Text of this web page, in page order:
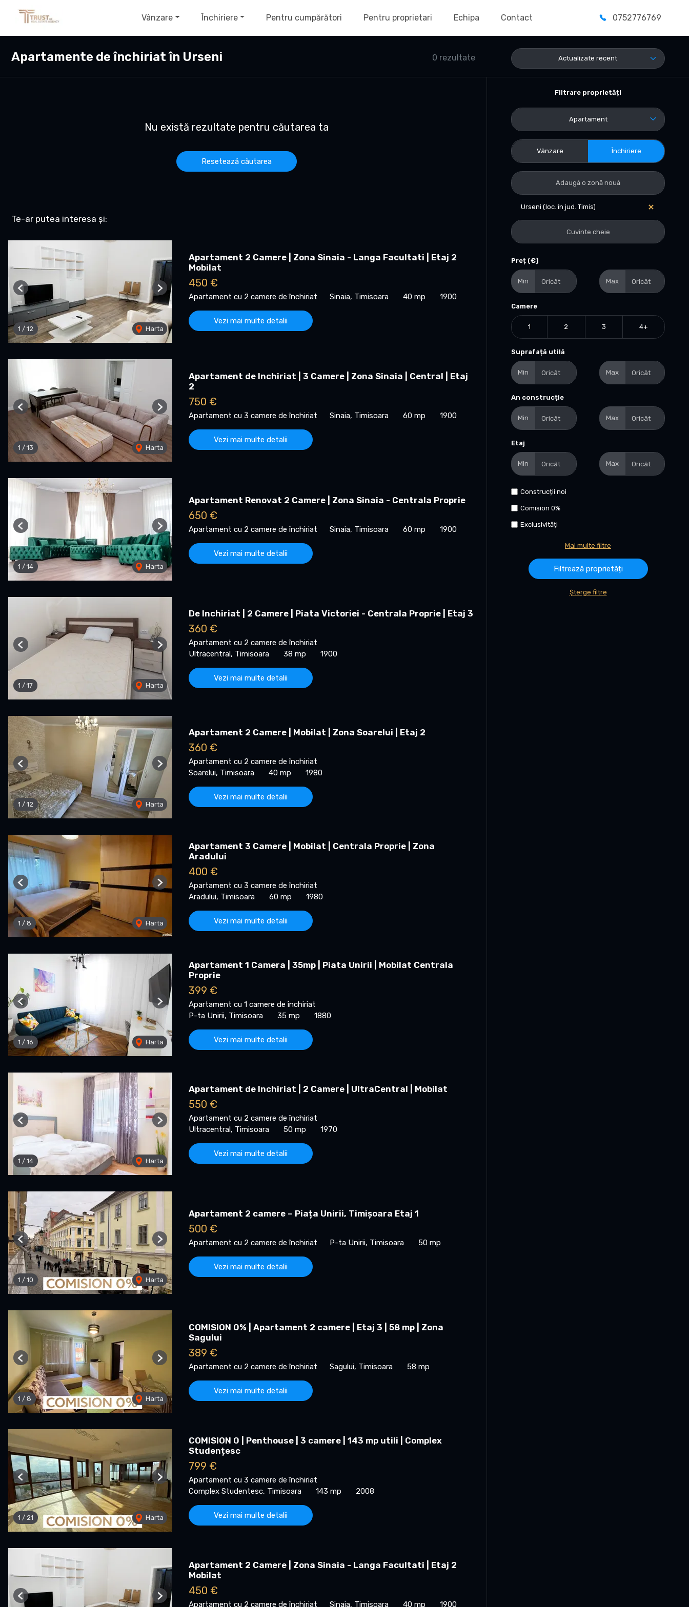
Vânzare Închiriere Pentru cumpărători Pentru proprietari Echipa Contact 0752776769
0 rezultate
Apartamente de închiriat în Urseni Actualizate recent
Nu există rezultate pentru căutarea ta
Resetează căutarea
Te-ar putea interesa și:
1 / 12 Harta
Previous Next
Apartament 2 Camere | Zona Sinaia - Langa Facultati | Etaj 2
Mobilat
450 €
Apartament cu 2 camere de închiriat Sinaia, Timisoara 40 mp 1900
Vezi mai multe detalii
1 / 13 Harta
Previous Next
Apartament de Inchiriat | 3 Camere | Zona Sinaia | Central | Etaj
2
750 €
Apartament cu 3 camere de închiriat Sinaia, Timisoara 60 mp 1900
Vezi mai multe detalii
1 / 14 Harta
Previous Next
Apartament Renovat 2 Camere | Zona Sinaia - Centrala Proprie
650 €
Apartament cu 2 camere de închiriat Sinaia, Timisoara 60 mp 1900
Vezi mai multe detalii
1 / 17 Harta
Previous Next
De Inchiriat | 2 Camere | Piata Victoriei - Centrala Proprie | Etaj 3
360 €
Apartament cu 2 camere de închiriat
Ultracentral, Timisoara
38 mp 1900
Vezi mai multe detalii
1 / 12 Harta
Previous Next
Apartament 2 Camere | Mobilat | Zona Soarelui | Etaj 2
360 €
Apartament cu 2 camere de închiriat
Soarelui, Timisoara
40 mp 1980
Vezi mai multe detalii
1 / 8 Harta
Previous Next
Apartament 3 Camere | Mobilat | Centrala Proprie | Zona
Aradului
400 €
Apartament cu 3 camere de închiriat
Aradului, Timisoara
60 mp 1980
Vezi mai multe detalii
1 / 16 Harta
Previous Next
Apartament 1 Camera | 35mp | Piata Unirii | Mobilat Centrala
Proprie
399 €
Apartament cu 1 camere de închiriat
P-ta Unirii, Timisoara
35 mp 1880
Vezi mai multe detalii
1 / 14 Harta
Previous Next
Apartament de Inchiriat | 2 Camere | UltraCentral | Mobilat
550 €
Apartament cu 2 camere de închiriat
Ultracentral, Timisoara
50 mp 1970
Vezi mai multe detalii
1 / 10 Harta
Previous Next
Apartament 2 camere – Piața Unirii, Timișoara Etaj 1
500 €
Apartament cu 2 camere de închiriat P-ta Unirii, Timisoara 50 mp
Vezi mai multe detalii
1 / 8 Harta
Previous Next
COMISION 0% | Apartament 2 camere | Etaj 3 | 58 mp | Zona
Sagului
389 €
Apartament cu 2 camere de închiriat Sagului, Timisoara 58 mp
Vezi mai multe detalii
1 / 21 Harta
Previous Next
COMISION 0 | Penthouse | 3 camere | 143 mp utili | Complex
Studențesc
799 €
Apartament cu 3 camere de închiriat
Complex Studentesc, Timisoara
143 mp 2008
Vezi mai multe detalii
Previous Next
Apartament 2 Camere | Zona Sinaia - Langa Facultati | Etaj 2
Mobilat
450 €
Apartament cu 2 camere de închiriat Sinaia, Timisoara 40 mp 1900
Filtrare proprietăți
Apartament
Vânzare Închiriere
Urseni (loc. în jud. Timis)
Preț (€)
Min Max
Camere
1 2 3 4+
Suprafață utilă
Min Max
An construcție
Min Max
Etaj
Min Max
Construcții noi
Comision 0%
Exclusivități
Mai multe filtre
Șterge filtre